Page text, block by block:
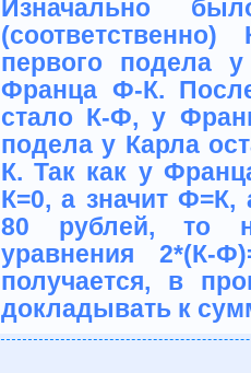
Изначально
первого подела
Франца Ф-К.
стало К-Ф, у
подела у Карла
К. Так как у
К=0, а значит Ф=К,
80 рублей, то
уравнения 2*(К-
получается, в
докладывать к